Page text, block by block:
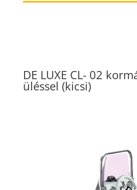
DE LUXE CL- 02
üléssel (kicsi)